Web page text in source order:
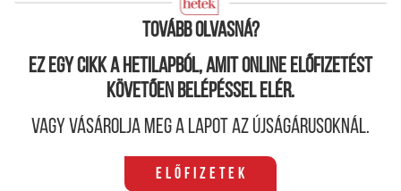
házasságról szóló örök­érvényű tanításán”.
Tovább olvasná?
Ez egy cikk a hetilapból, amit online előfizetést
követően belépéssel elér.
Vagy vásárolja meg a lapot az újságárusoknál.
Előfizetek